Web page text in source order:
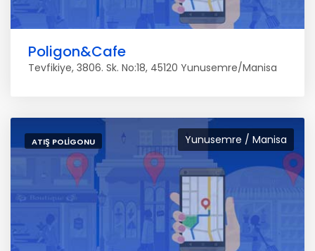
Poligon&Cafe
Tevfikiye, 3806. Sk. No:18, 45120 Yunusemre/Manisa
Yunusemre / Manisa
ATIŞ POLIGONU